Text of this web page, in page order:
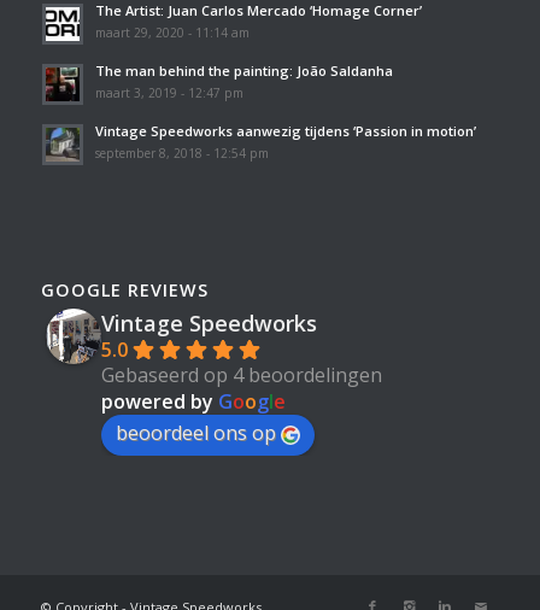
The Artist: Juan Carlos Mercado ‘Homage Corner’
maart 29, 2020 - 11:14 am
The man behind the painting: João Saldanha
maart 3, 2019 - 12:47 pm
Vintage Speedworks aanwezig tijdens ‘Passion in motion’
september 8, 2018 - 12:54 pm
GOOGLE REVIEWS
Vintage Speedworks
5.0
Gebaseerd op 4 beoordelingen
powered by Google
beoordeel ons op